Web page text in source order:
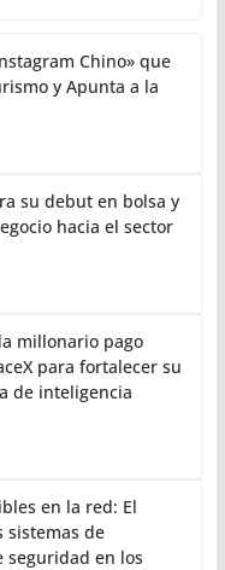
Chino» que
y Apunta a la
su debut en bolsa y
hacia el sector
millonario pago
para fortalecer su
de inteligencia
en la red: El
sistemas de
seguridad en los